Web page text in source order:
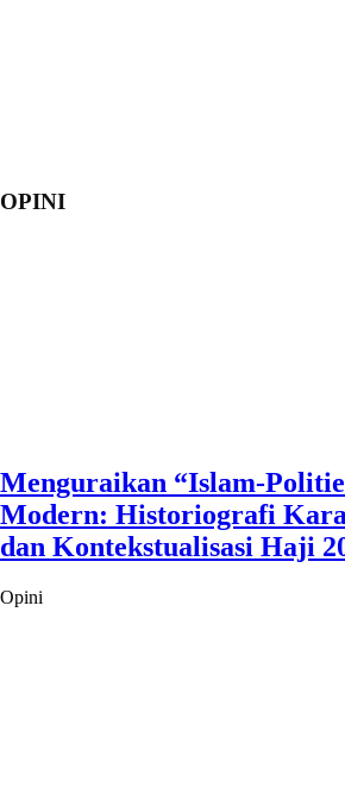
OPINI
Menguraikan “Islam-
Modern: Historiografi
dan Kontekstualisasi Haji
Opini